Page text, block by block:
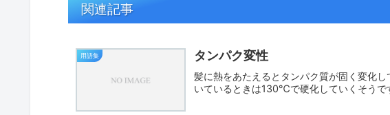
関連記事
用語集 タンパク変性
髪に熱をあたえるとタンパク質が固く変化
いているときは130℃で硬化していくそうで